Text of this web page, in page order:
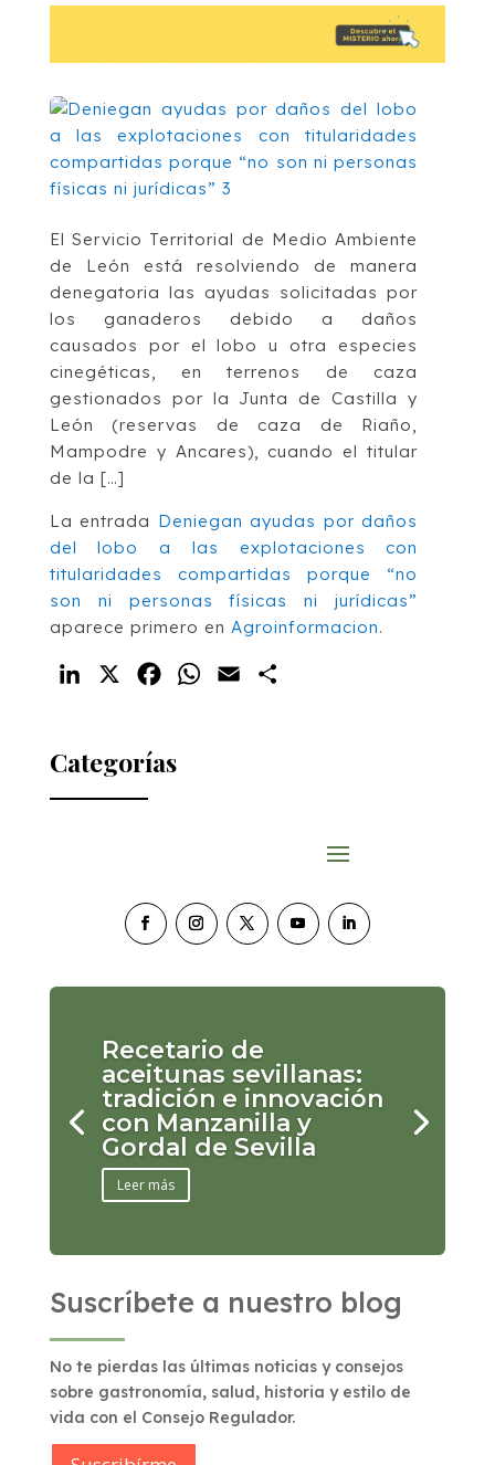
El Servicio Territorial de Medio Ambiente
de León está resolviendo de manera
denegatoria las ayudas solicitadas por
los ganaderos debido a daños
causados por el lobo u otra especies
cinegéticas, en terrenos de caza
gestionados por la Junta de Castilla y
León (reservas de caza de Riaño,
Mampodre y Ancares), cuando el titular
de la […]
La entrada Deniegan ayudas por daños
del lobo a las explotaciones con
titularidades compartidas porque “no
son ni personas físicas ni jurídicas”
aparece primero en Agroinformacion.
LinkedIn FacebookWhatsApp
Email
Categorías
Recetario de
aceitunas sevillanas:
tradición e innovación
con Manzanilla y
Gordal de Sevilla
Leer más
Suscríbete a nuestro blog
No te pierdas las últimas noticias y consejos
sobre gastronomía, salud, historia y estilo de
vida con el Consejo Regulador.